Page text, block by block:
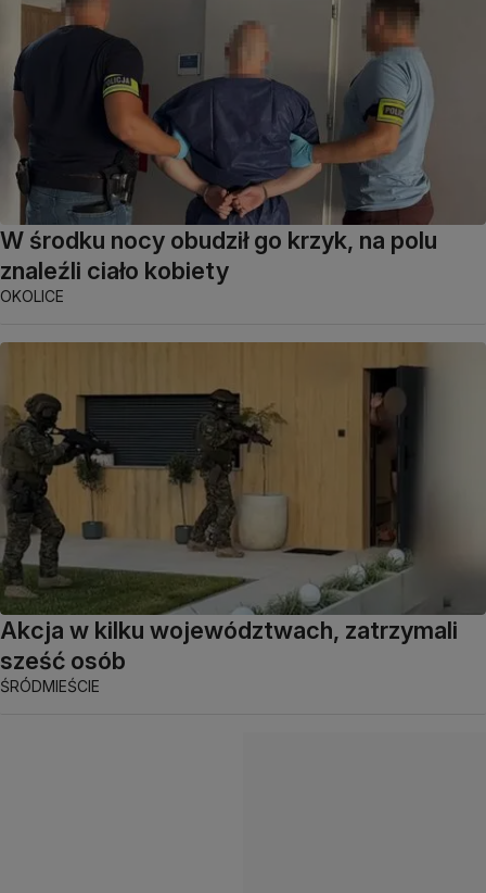
W środku nocy obudził go krzyk, na polu
znaleźli ciało kobiety
OKOLICE
Akcja w kilku województwach, zatrzymali
sześć osób
ŚRÓDMIEŚCIE